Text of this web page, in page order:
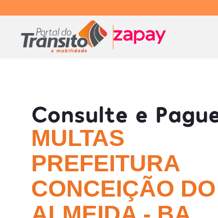
Consulte e
MULTAS
PREFEITURA
CONCEIÇÃO DO